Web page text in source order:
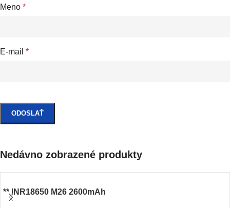
Meno *
E-mail *
Nedávno zobrazené produkty
** INR18650 M26 2600mAh